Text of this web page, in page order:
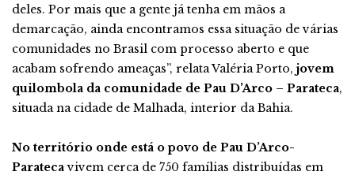
deles. Por mais que a gente já tenha em mãos a
demarcação, ainda encontramos essa situação de várias
comunidades no Brasil com processo aberto e que
acabam sofrendo ameaças”, relata Valéria Porto, jovem
quilombola da comunidade de Pau D’Arco – Parateca,
situada na cidade de Malhada, interior da Bahia.
No território onde está o povo de Pau D’Arco-
Paratecavivem cerca de 750 famílias distribuídas em